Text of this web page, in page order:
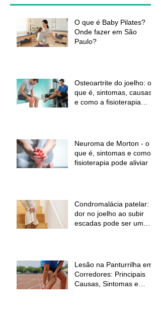
O que é Baby Pilates?
Onde fazer em São
Paulo?
Osteoartrite do joelho: o
que é, sintomas, causas
e como a fisioterapia
Neuroma de Morton - o
que é, sintomas e como a
fisioterapia pode aliviar a
Condromalácia patelar:
dor no joelho ao subir
escadas pode ser um
Lesão na Panturrilha em
Corredores: Principais
Causas, Sintomas e